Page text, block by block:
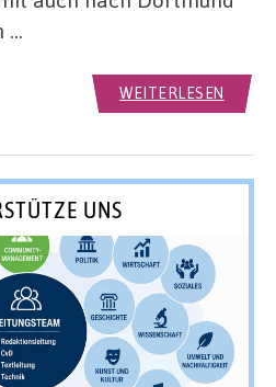
…
WEITERLESEN
UNS